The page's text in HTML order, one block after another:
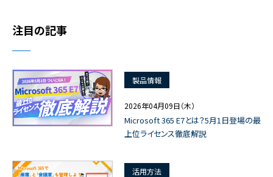
注目の記事
製品情報
2026年04月09日（木）
Microsoft 365 E7とは？5月1日登場の最
上位ライセンス徹底解説
活用方法